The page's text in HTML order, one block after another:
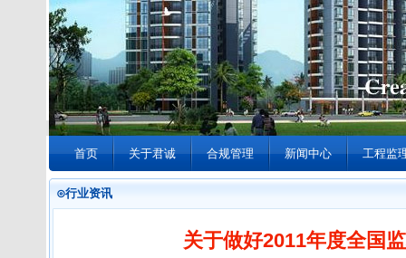
首页 关于君诚 合规管理 新闻中心 工程监
⊙行业资讯
关于做好2011年度全国